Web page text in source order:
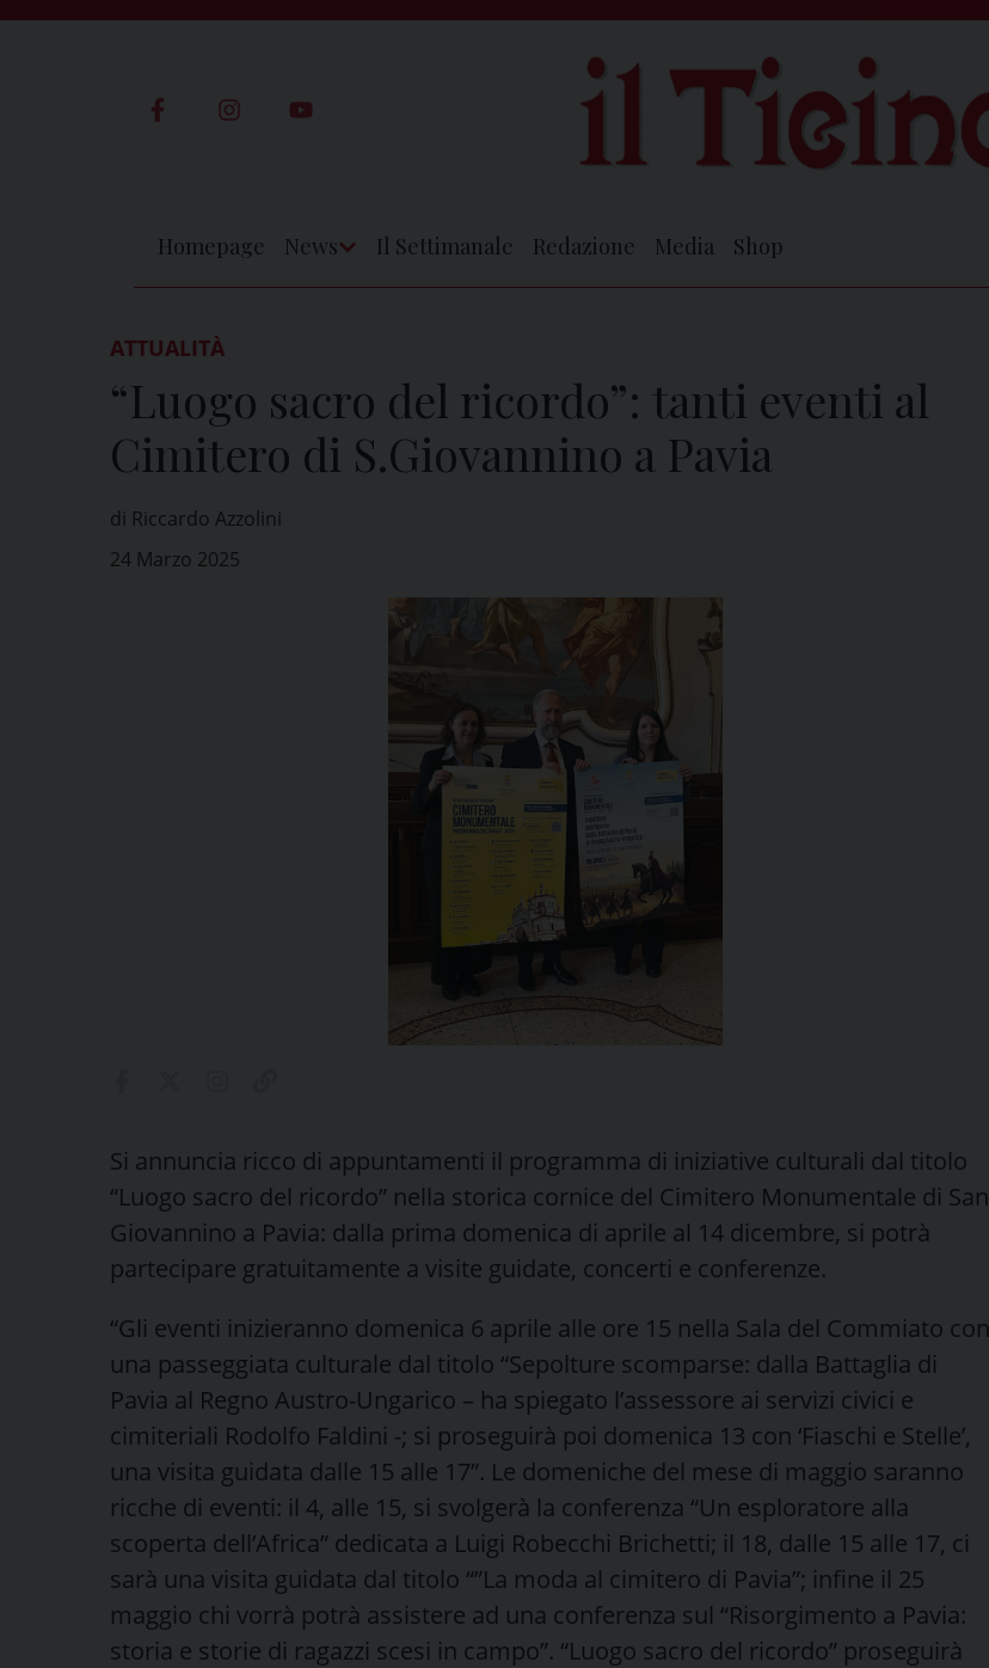
Homepage News Il Settimanale Redazione Media Shop
ATTUALITÀ
“Luogo sacro del ricordo”: tanti eventi al
Cimitero di S.Giovannino a Pavia
di Riccardo Azzolini
24 Marzo 2025
Si annuncia ricco di appuntamenti il programma di iniziative culturali dal titolo
“Luogo sacro del ricordo” nella storica cornice del Cimitero Monumentale di San
Giovannino a Pavia: dalla prima domenica di aprile al 14 dicembre, si potrà
partecipare gratuitamente a visite guidate, concerti e conferenze.
“Gli eventi inizieranno domenica 6 aprile alle ore 15 nella Sala del Commiato con
una passeggiata culturale dal titolo “Sepolture scomparse: dalla Battaglia di
Pavia al Regno Austro-Ungarico – ha spiegato l’assessore ai servizi civici e
cimiteriali Rodolfo Faldini -; si proseguirà poi domenica 13 con ‘Fiaschi e Stelle’,
una visita guidata dalle 15 alle 17”. Le domeniche del mese di maggio saranno
ricche di eventi: il 4, alle 15, si svolgerà la conferenza “Un esploratore alla
scoperta dell’Africa” dedicata a Luigi Robecchi Brichetti; il 18, dalle 15 alle 17, ci
sarà una visita guidata dal titolo “”La moda al cimitero di Pavia”; infine il 25
maggio chi vorrà potrà assistere ad una conferenza sul “Risorgimento a Pavia:
storia e storie di ragazzi scesi in campo”. “Luogo sacro del ricordo” proseguirà